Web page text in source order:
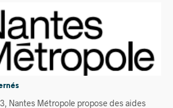
Nantes Métropole propose des aides